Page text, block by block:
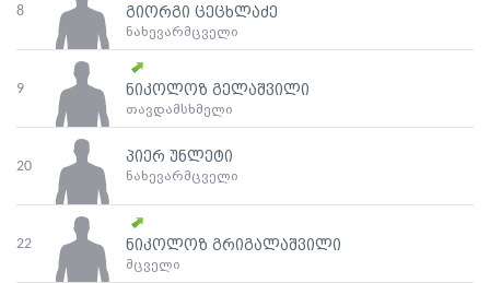
8 გიორგი ცეცხლაძე
ნახევარმცველი
9 ნიკოლოზ გელაშვილი
თავდამსხმელი
20
პიერ უნლეტი
ნახევარმცველი
22 ნიკოლოზ გრიგალაშვილი
მცველი